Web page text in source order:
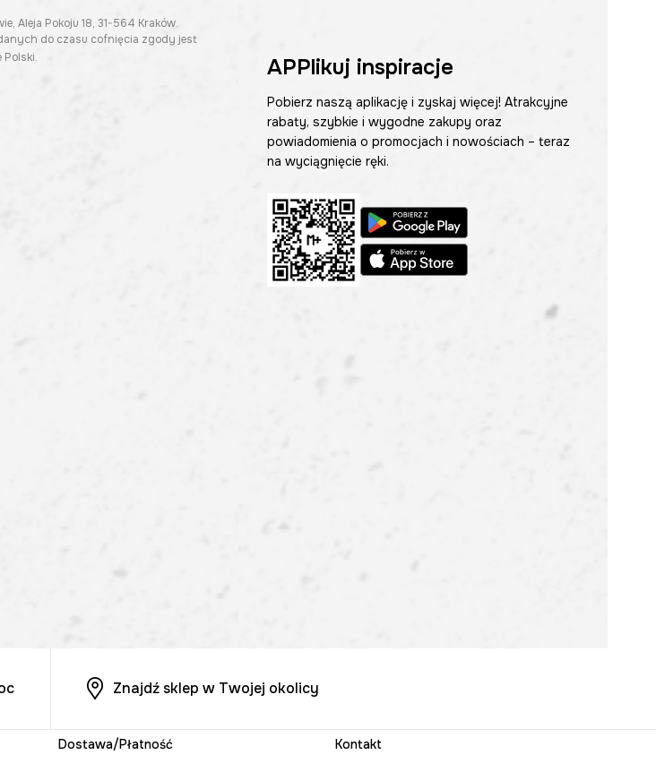
Aleja Pokoju 18, 31-564 Kraków.
do czasu cofnięcia zgody jest
APPlikuj inspiracje
Pobierz naszą aplikację i zyskaj więcej! Atrakcyjne
rabaty, szybkie i wygodne zakupy oraz
powiadomienia o promocjach i nowościach – teraz
na wyciągnięcie ręki.
Znajdź sklep w Twojej okolicy
Dostawa/Płatność Kontakt